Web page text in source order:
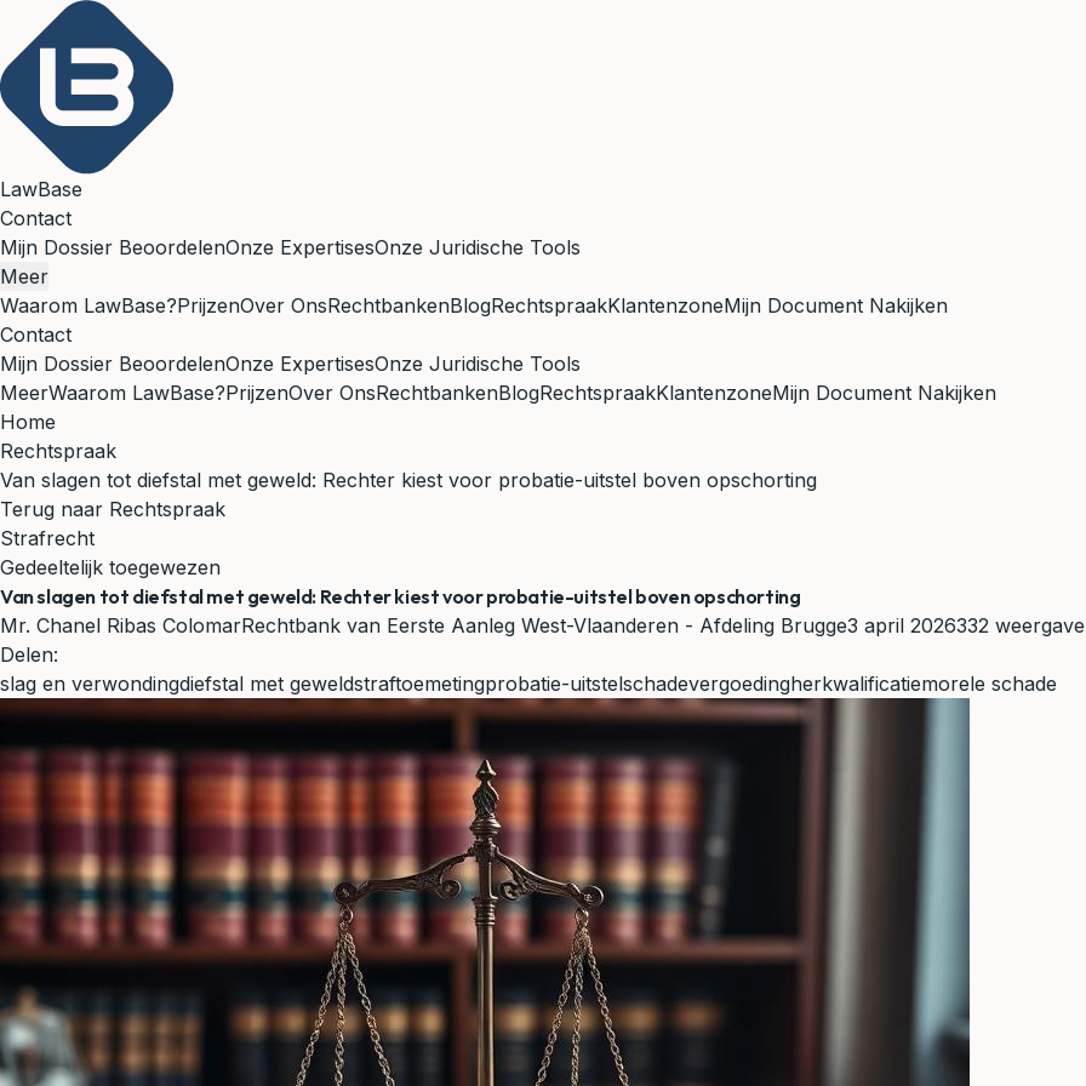
LawBase
Contact
Mijn Dossier BeoordelenOnze ExpertisesOnze Juridische Tools
Meer
Waarom LawBase?PrijzenOver OnsRechtbankenBlogRechtspraakKlantenzoneMijn Document Nakijken
Contact
Mijn Dossier BeoordelenOnze ExpertisesOnze Juridische Tools
MeerWaarom LawBase?PrijzenOver OnsRechtbankenBlogRechtspraakKlantenzoneMijn Document Nakijken
Home
Rechtspraak
Van slagen tot diefstal met geweld: Rechter kiest voor probatie-uitstel boven opschorting
Terug naar Rechtspraak
Strafrecht
Gedeeltelijk toegewezen
Van slagen tot diefstal met geweld: Rechter kiest voor probatie-uitstel boven opschorting
Mr. Chanel Ribas ColomarRechtbank van Eerste Aanleg West-Vlaanderen - Afdeling Brugge3 april 2026332
Delen:
slag en verwondingdiefstal met geweldstraftoemetingprobatie-uitstelschadevergoedingherkwalificatiemorele schade